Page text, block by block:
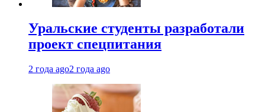
Уральские студенты разработали
проект спецпитания
2 года ago2 года ago